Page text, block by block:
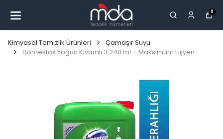
0
Kimyasal Temizlik Ürünleri
Çamaşır Suyu
Domestos Yoğun Kıvamlı 3.240 ml – Maksimum Hijyen